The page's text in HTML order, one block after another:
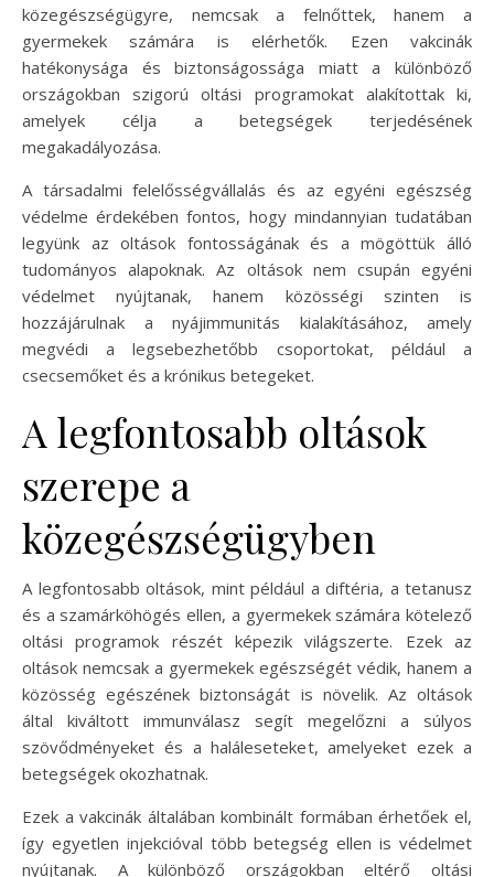
közegészségügyre, nemcsak a felnőttek, hanem a
gyermekek számára is elérhetők. Ezen vakcinák
hatékonysága és biztonságossága miatt a különböző
országokban szigorú oltási programokat alakítottak ki,
amelyek célja a betegségek terjedésének
megakadályozása.
A társadalmi felelősségvállalás és az egyéni egészség
védelme érdekében fontos, hogy mindannyian tudatában
legyünk az oltások fontosságának és a mögöttük álló
tudományos alapoknak. Az oltások nem csupán egyéni
védelmet nyújtanak, hanem közösségi szinten is
hozzájárulnak a nyájimmunitás kialakításához, amely
megvédi a legsebezhetőbb csoportokat, például a
csecsemőket és a krónikus betegeket.
A legfontosabb oltások
szerepe a
közegészségügyben
A legfontosabb oltások, mint például a diftéria, a tetanusz
és a szamárköhögés ellen, a gyermekek számára kötelező
oltási programok részét képezik világszerte. Ezek az
oltások nemcsak a gyermekek egészségét védik, hanem a
közösség egészének biztonságát is növelik. Az oltások
által kiváltott immunválasz segít megelőzni a súlyos
szövődményeket és a haláleseteket, amelyeket ezek a
betegségek okozhatnak.
Ezek a vakcinák általában kombinált formában érhetőek el,
így egyetlen injekcióval több betegség ellen is védelmet
nyújtanak. A különböző országokban eltérő oltási